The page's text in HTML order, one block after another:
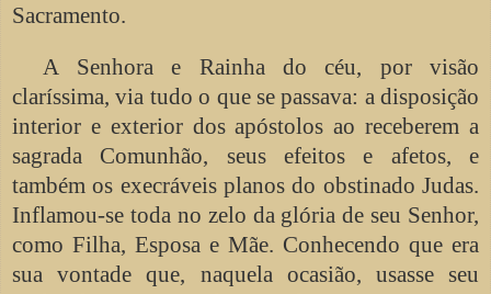
Sacramento.
A Senhora e Rainha do céu, por visão
claríssima, via tudo o que se passava: a disposição
interior e exterior dos apóstolos ao receberem a
sagrada Comunhão, seus efeitos e afetos, e
também os execráveis planos do obstinado Judas.
Inflamou-se toda no zelo da glória de seu Senhor,
como Filha, Esposa e Mãe. Conhecendo que era
sua vontade que, naquela ocasião, usasse seu